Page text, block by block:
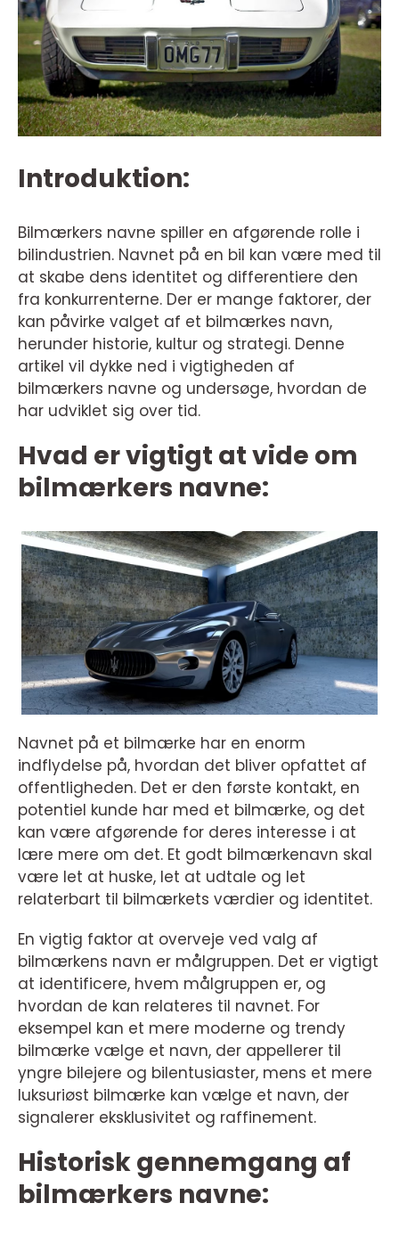
Introduktion:
Bilmærkers navne spiller en afgørende rolle i
bilindustrien. Navnet på en bil kan være med til
at skabe dens identitet og differentiere den
fra konkurrenterne. Der er mange faktorer, der
kan påvirke valget af et bilmærkes navn,
herunder historie, kultur og strategi. Denne
artikel vil dykke ned i vigtigheden af
bilmærkers navne og undersøge, hvordan de
har udviklet sig over tid.
Hvad er vigtigt at vide om
bilmærkers navne:
Navnet på et bilmærke har en enorm
indflydelse på, hvordan det bliver opfattet af
offentligheden. Det er den første kontakt, en
potentiel kunde har med et bilmærke, og det
kan være afgørende for deres interesse i at
lære mere om det. Et godt bilmærkenavn skal
være let at huske, let at udtale og let
relaterbart til bilmærkets værdier og identitet.
En vigtig faktor at overveje ved valg af
bilmærkens navn er målgruppen. Det er vigtigt
at identificere, hvem målgruppen er, og
hvordan de kan relateres til navnet. For
eksempel kan et mere moderne og trendy
bilmærke vælge et navn, der appellerer til
yngre bilejere og bilentusiaster, mens et mere
luksuriøst bilmærke kan vælge et navn, der
signalerer eksklusivitet og raffinement.
Historisk gennemgang af
bilmærkers navne: